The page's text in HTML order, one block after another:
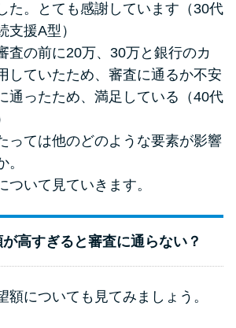
た。とても感謝しています（30代
支援A型）
査の前に20万、30万と銀行のカ
していたため、審査に通るか不安
通ったため、満足している（40代
っては他のどのような要素が影響
ついて見ていきます。
が高すぎると審査に通らない？
額についても見てみましょう。